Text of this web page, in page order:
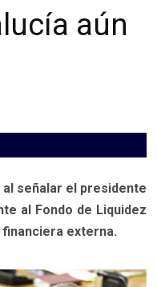
aún
señalar el presidente
al Fondo de Liquidez
externa.